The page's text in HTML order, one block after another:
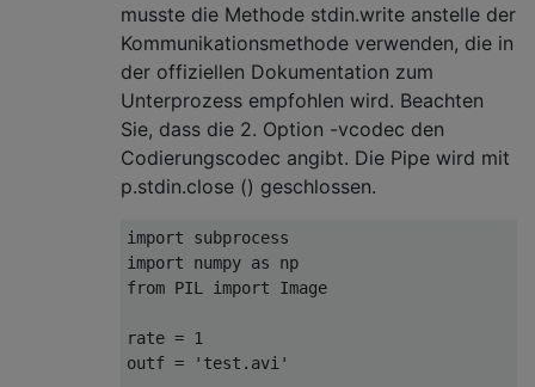
musste die Methode stdin.write anstelle der
Kommunikationsmethode verwenden, die in
der offiziellen Dokumentation zum
Unterprozess empfohlen wird. Beachten
Sie, dass die 2. Option -vcodec den
Codierungscodec angibt. Die Pipe wird mit
p.stdin.close () geschlossen.
import
import numpy as
from PIL import Image
rate = 1
outf =
'test.avi'